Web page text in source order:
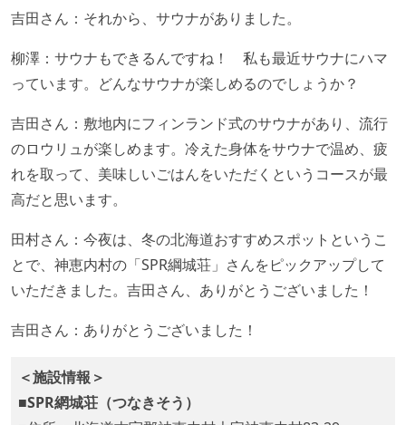
吉田さん：それから、サウナがありました。
柳澤：サウナもできるんですね！ 私も最近サウナにハマ
っています。どんなサウナが楽しめるのでしょうか？
吉田さん：敷地内にフィンランド式のサウナがあり、流行
のロウリュが楽しめます。冷えた身体をサウナで温め、疲
れを取って、美味しいごはんをいただくというコースが最
高だと思います。
田村さん：今夜は、冬の北海道おすすめスポットというこ
とで、神恵内村の「SPR綱城荘」さんをピックアップして
いただきました。吉田さん、ありがとうございました！
吉田さん：ありがとうございました！
＜施設情報＞
■SPR網城荘（つなきそう）